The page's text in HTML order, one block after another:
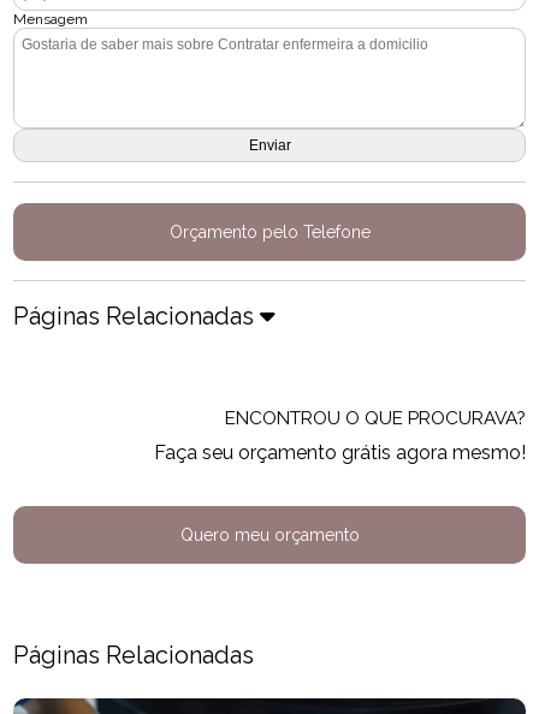
Mensagem
Orçamento pelo Telefone
Páginas Relacionadas
ENCONTROU O QUE PROCURAVA?
Faça seu orçamento grátis agora mesmo!
Quero meu orçamento
Páginas Relacionadas